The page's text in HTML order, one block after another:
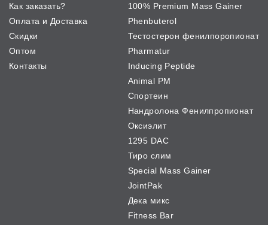
Как заказать?
Оплата и Доставка
Скидки
Оптом
Контакты
100% Premium Mass Gainer
Phenbuterol
Тестостерон фенилпоропионат
Pharmatur
Inducing Peptide
Animal PM
Спортеин
Нандролона Фенилпропионат
Оксиэлит
1295 DAC
Тиро слим
Special Mass Gainer
JointPak
Дека микс
Fitness Bar